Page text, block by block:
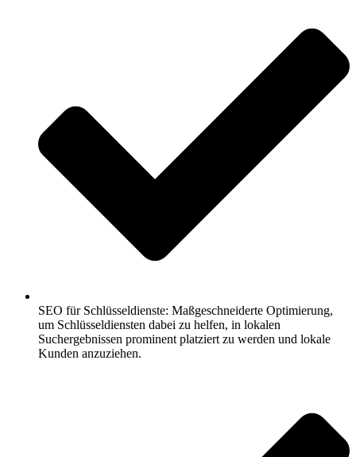
SEO für Schlüsseldienste: Maßgeschneiderte Optimierung,
um Schlüsseldiensten dabei zu helfen, in lokalen
Suchergebnissen prominent platziert zu werden und lokale
Kunden anzuziehen.